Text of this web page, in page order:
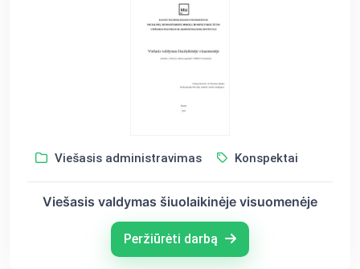
Viešasis administravimas Konspektai
Viešasis valdymas šiuolaikinėje visuomenėje
Peržiūrėti darbą